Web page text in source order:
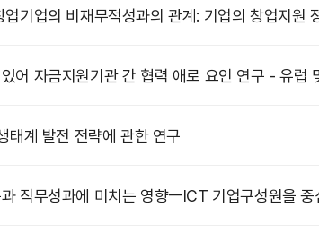
기업의 비재무적성과의 관계: 기업의 창업지원
어 자금지원기관 간 협력 애로 요인 연구 - 유럽
태계 발전 전략에 관한 연구
직무성과에 미치는 영향ㅡICT 기업구성원을